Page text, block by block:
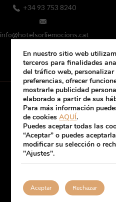
+34 93 753 8240
info@hotelsorliemocions.cat
Política de Cookies
Renovar/canviar
La
En nuestro sitio web
terceros para finalidades
del tráfico web,
preferencias, ofrecer
mostrarle publicidad
elaborado a partir de sus
Para más información
de cookiesAQUÍ.
Puedes aceptar todas las
“Aceptar” o puedes
modificar su selección o
"Ajustes".
Aceptar Rechazar